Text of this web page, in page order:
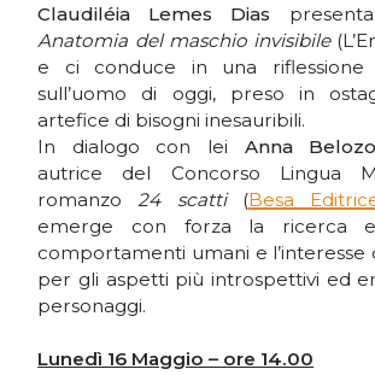
Claudiléia Lemes Dias
Anatomia del maschio invisibile
e ci conduce in una riflessione
sull’uomo di oggi, preso in
artefice di bisogni inesauribili.
In dialogo con lei Anna
autrice del Concorso Lingua
romanzo 24 scatti(Besa
emerge con forza la ricerca e
comportamenti umani e l’interesse
per gli aspetti più introspettivi ed
personaggi.
Lunedì 16 Maggio – ore 14.00